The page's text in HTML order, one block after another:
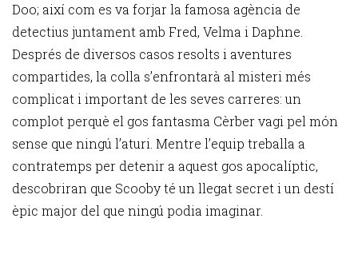
Doo; així com es va forjar la famosa agència de
detectius juntament amb Fred, Velma i Daphne.
Després de diversos casos resolts i aventures
compartides, la colla s’enfrontarà al misteri més
complicat i important de les seves carreres: un
complot perquè el gos fantasma Cèrber vagi pel món
sense que ningú l’aturi. Mentre l’equip treballa a
contratemps per detenir a aquest gos apocalíptic,
descobriran que Scooby té un llegat secret i un destí
èpic major del que ningú podia imaginar.